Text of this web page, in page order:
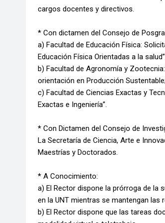
cargos docentes y directivos.
* Con dictamen del Consejo de
a) Facultad de Educación Física:
Educación Física Orientadas a la
b) Facultad de Agronomía y
orientación en Producción Sustentable;
c) Facultad de Ciencias Exactas y
Exactas e Ingeniería”.
* Con Dictamen del Consejo de
La Secretaría de Ciencia, Arte e
Maestrías y Doctorados.
* A Conocimiento:
a) El Rector dispone la prórroga de la
en la UNT mientras se mantengan las
b) El Rector dispone que las tareas